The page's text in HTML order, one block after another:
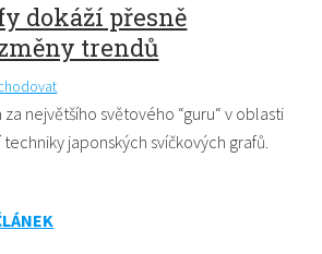
dokáží přesně
trendů
největšího světového “guru“ v oblasti
japonských svíčkových grafů.